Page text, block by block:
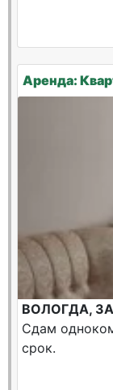
Аренда:
ВОЛОГДА,
Сдам
срок.